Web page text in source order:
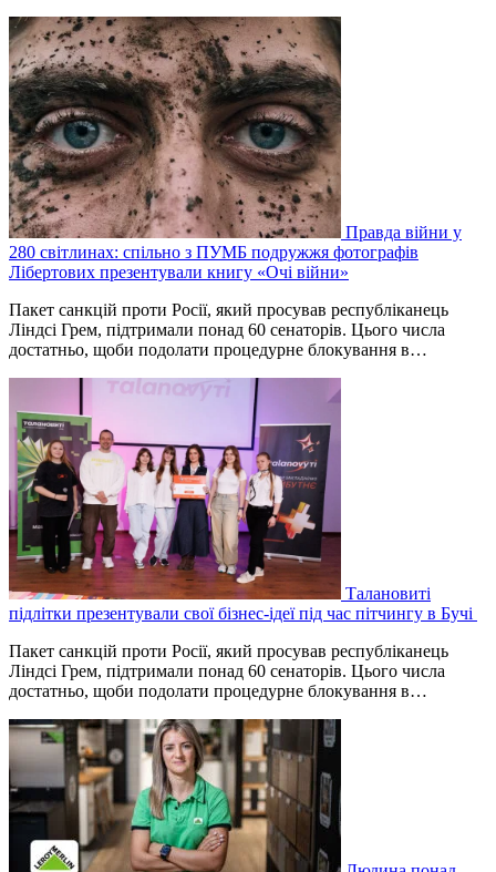
Правда війни у
280 світлинах: спільно з ПУМБ подружжя фотографів
Лібертових презентували книгу «Очі війни»
Пакет санкцій проти Росії, який просував республіканець
Ліндсі Грем, підтримали понад 60 сенаторів. Цього числа
достатньо, щоби подолати процедурне блокування в…
Талановиті
підлітки презентували свої бізнес-ідеї під час пітчингу в Бучі
Пакет санкцій проти Росії, який просував республіканець
Ліндсі Грем, підтримали понад 60 сенаторів. Цього числа
достатньо, щоби подолати процедурне блокування в…